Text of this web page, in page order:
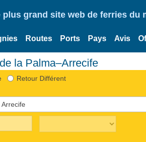
plus grand site web de ferries du
Routes Ports Pays Avis
la Palma–Arrecife
Retour Différent